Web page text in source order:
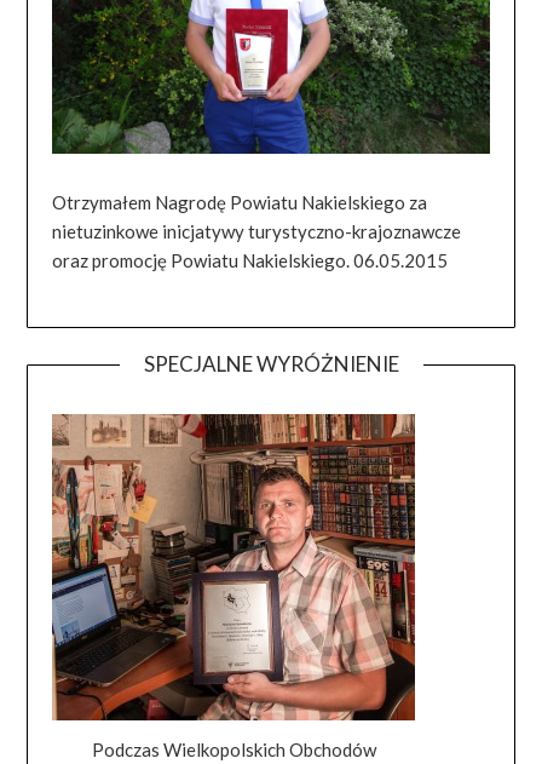
Otrzymałem Nagrodę Powiatu Nakielskiego za
nietuzinkowe inicjatywy turystyczno-krajoznawcze
oraz promocję Powiatu Nakielskiego. 06.05.2015
SPECJALNE WYRÓŻNIENIE
Podczas Wielkopolskich Obchodów